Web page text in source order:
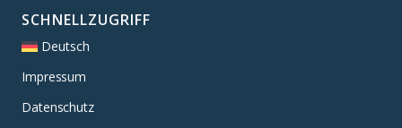
SCHNELLZUGRIFF
Deutsch
Impressum
Datenschutz